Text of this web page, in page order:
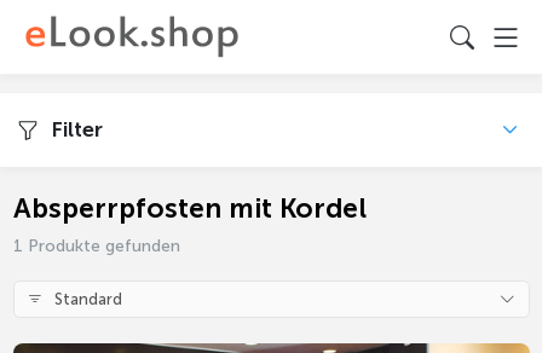
Filter
Absperrpfosten mit Kordel
1 Produkte gefunden
Standard